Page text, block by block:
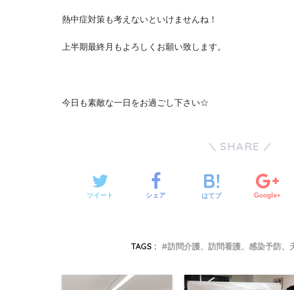
熱中症対策も考えないといけませんね！
上半期最終月もよろしくお願い致します。
今日も素敵な一日をお過ごし下さい☆
SHARE
ツイート シェア はてブ Google+
TAGS :
訪問介護、訪問看護、感染予防、